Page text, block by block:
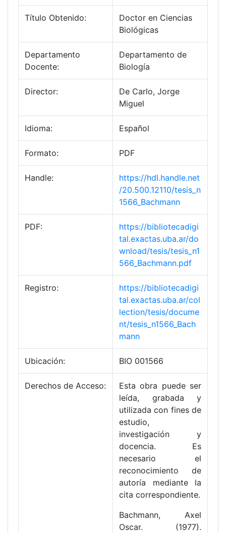
Título Obtenido:
Doctor en Ciencias
Biológicas
Departamento
Docente:
Departamento de
Biología
Director:
De Carlo, Jorge
Miguel
Idioma: Español
Formato: PDF
Handle:
https://hdl.handle.net
/20.500.12110/tesis_n
1566_Bachmann
PDF:
https://bibliotecadigi
tal.exactas.uba.ar/do
wnload/tesis/tesis_n1
566_Bachmann.pdf
Registro:
https://bibliotecadigi
tal.exactas.uba.ar/col
lection/tesis/docume
nt/tesis_n1566_Bach
mann
Ubicación: BIO 001566
Derechos de Acceso:
Esta obra puede ser
leída, grabada y
utilizada con fines de
estudio,
investigación y
docencia. Es
necesario el
reconocimiento de
autoría mediante la
cita correspondiente.
Bachmann, Axel
Oscar. (1977).